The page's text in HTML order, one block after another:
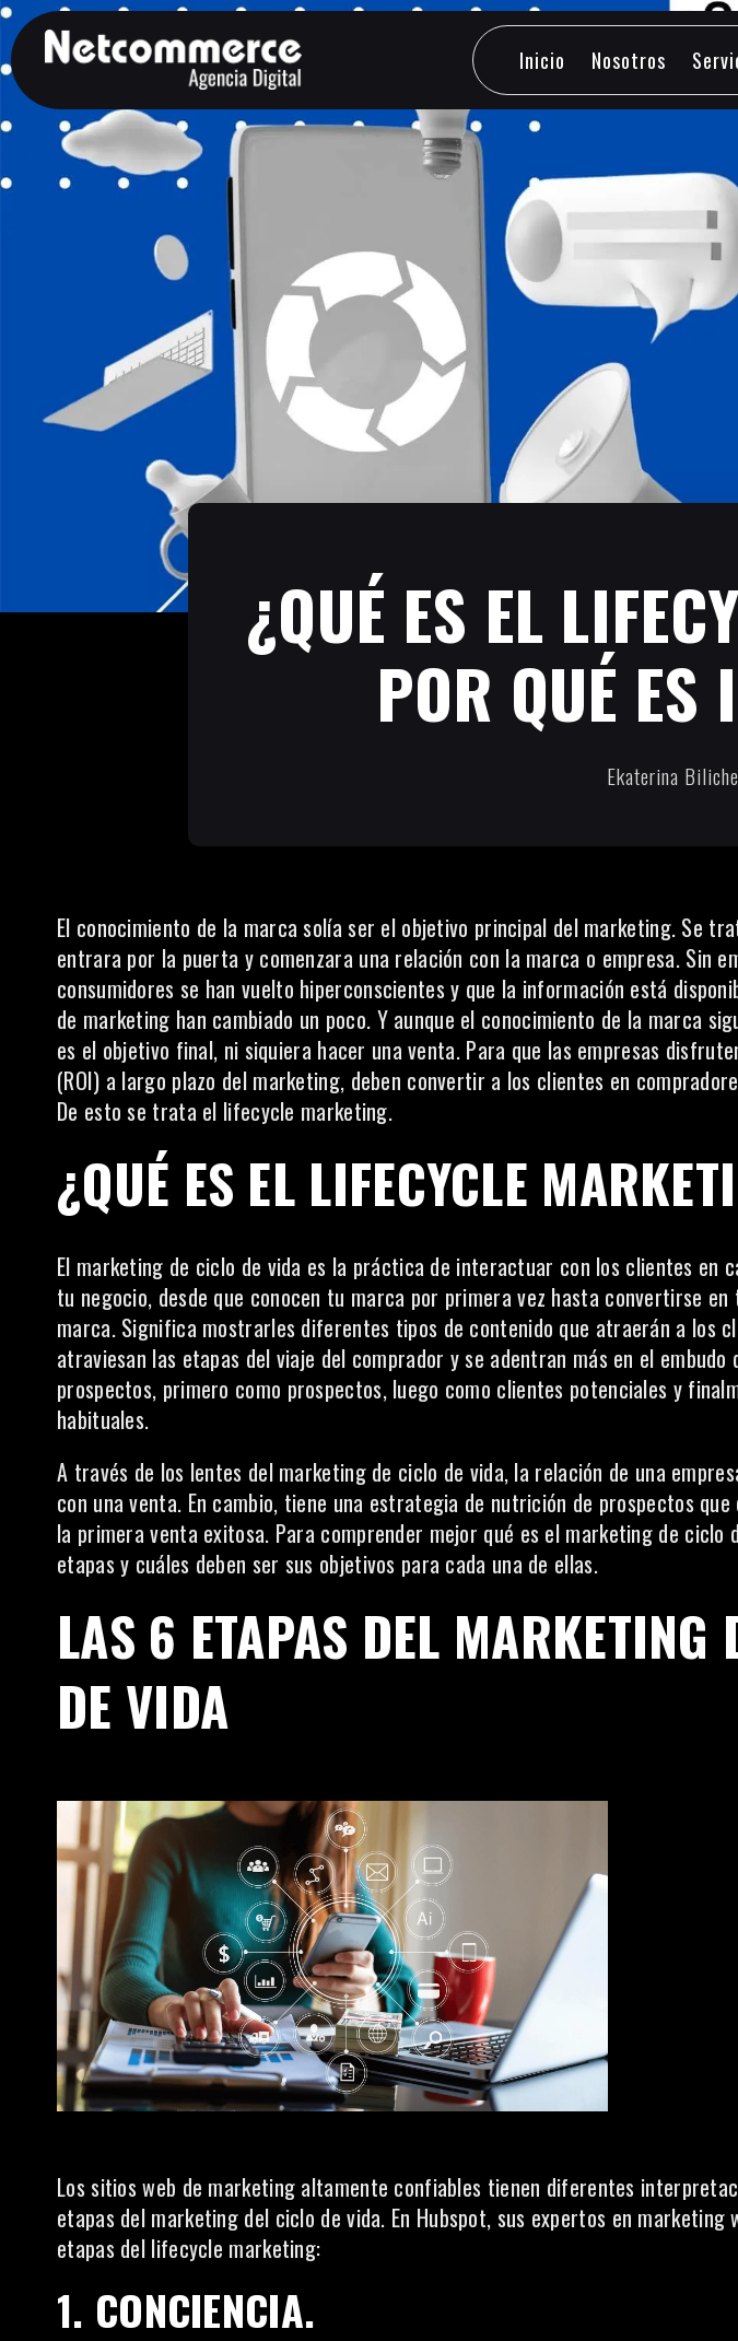
Inicio
Nosotros
¿QUÉ ES EL
POR QUÉ ES
Ekaterina
El conocimiento de la marca solía ser el objetivo principal del marketing. Se
entrara por la puerta y comenzara una relación con la marca o empresa. Sin
consumidores se han vuelto hiperconscientes y que la información está
de marketing han cambiado un poco. Y aunque el conocimiento de la marca
es el objetivo final, ni siquiera hacer una venta. Para que las empresas
(ROI) a largo plazo del marketing, deben convertir a los clientes en
De esto se trata el lifecycle marketing.
¿QUÉ ES EL LIFECYCLE
El marketing de ciclo de vida es la práctica de interactuar con los clientes en
tu negocio, desde que conocen tu marca por primera vez hasta convertirse
marca. Significa mostrarles diferentes tipos de contenido que atraerán a los
atraviesan las etapas del viaje del comprador y se adentran más en el embudo
prospectos, primero como prospectos, luego como clientes potenciales y
habituales.
A través de los lentes del marketing de ciclo de vida, la relación de una
con una venta. En cambio, tiene una estrategia de nutrición de prospectos
la primera venta exitosa. Para comprender mejor qué es el marketing de ciclo
etapas y cuáles deben ser sus objetivos para cada una de ellas.
LAS 6 ETAPAS DEL MARKETING
DE VIDA
Los sitios web de marketing altamente confiables tienen diferentes
etapas del marketing del ciclo de vida. En Hubspot, sus expertos en marketing
etapas del lifecycle marketing:
1. CONCIENCIA.